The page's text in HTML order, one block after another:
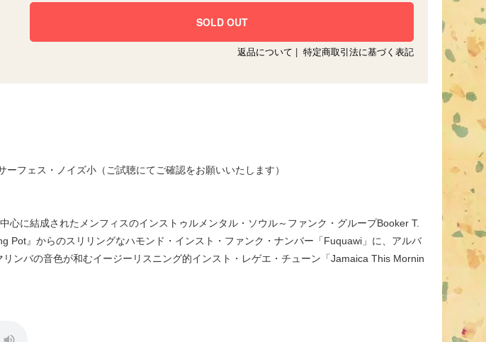
返品について 特定商取引法に基づく表記
フェス・ノイズ小（ご試聴にてご確認をお願いいたします）
心に結成されたメンフィスのインストゥルメンタル・ソウル～ファンク・グループBooker T.
Pot』からのスリリングなハモンド・インスト・ファンク・ナンバー「Fuquawi」に、アルバ
ンバの音色が和むイージーリスニング的インスト・レゲエ・チューン「Jamaica This Mornin